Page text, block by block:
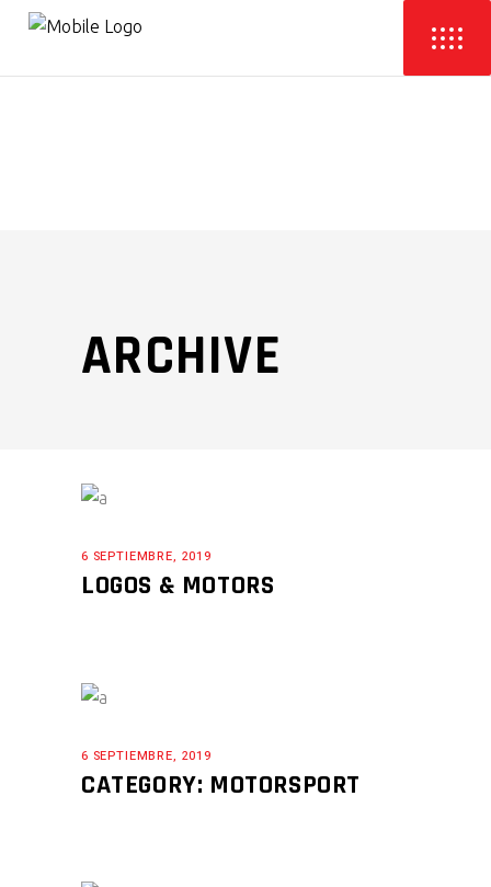
ARCHIVE
6 SEPTIEMBRE, 2019
LOGOS & MOTORS
6 SEPTIEMBRE, 2019
CATEGORY: MOTORSPORT